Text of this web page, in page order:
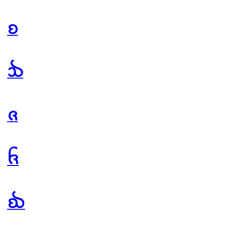
ᨧ
ᨨ
ᨩ
ᨪ
ᨫ